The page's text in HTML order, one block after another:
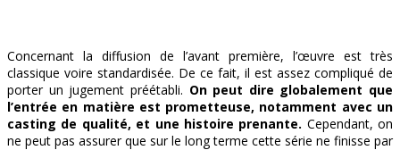
Concernant la diffusion de l’avant première, l’œuvre est très
classique voire standardisée. De ce fait, il est assez compliqué de
porter un jugement préétabli. On peut dire globalement que
l’entrée en matière est prometteuse, notamment avec un
casting de qualité, et une histoire prenante. Cependant, on
ne peut pas assurer que sur le long terme cette série ne finisse par